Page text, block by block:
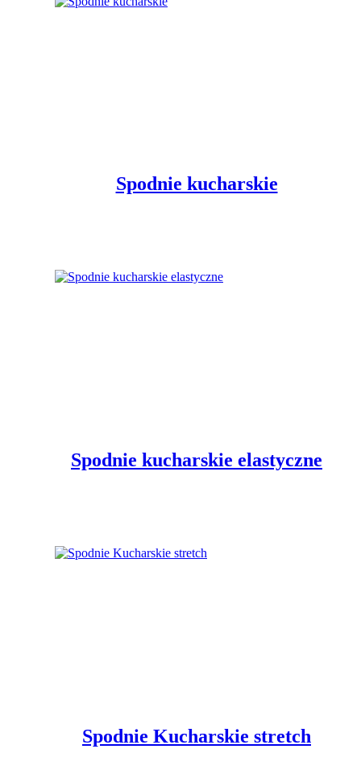
Spodnie kucharskie
Spodnie kucharskie elastyczne
Spodnie Kucharskie stretch